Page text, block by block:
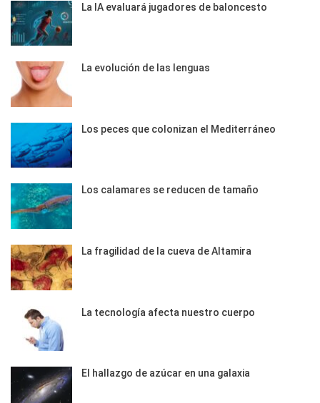
La IA evaluará jugadores de baloncesto
La evolución de las lenguas
Los peces que colonizan el Mediterráneo
Los calamares se reducen de tamaño
La fragilidad de la cueva de Altamira
La tecnología afecta nuestro cuerpo
El hallazgo de azúcar en una galaxia